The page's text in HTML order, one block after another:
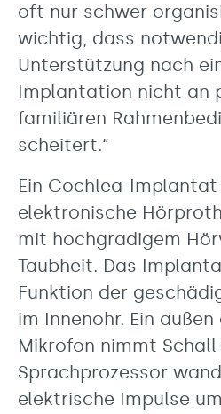
oft nur schwer
wichtig, dass
Unterstützung nach
Implantation nicht an
familiären
scheitert.“
Ein Cochlea-
elektronische
mit hochgradigem
Taubheit. Das
Funktion der
im Innenohr. Ein
Mikrofon nimmt Schall
Sprachprozessor
elektrische Impulse